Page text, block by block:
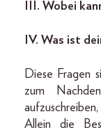
III. Wobei
IV. Was ist
Diese Fragen
zum
Allein die